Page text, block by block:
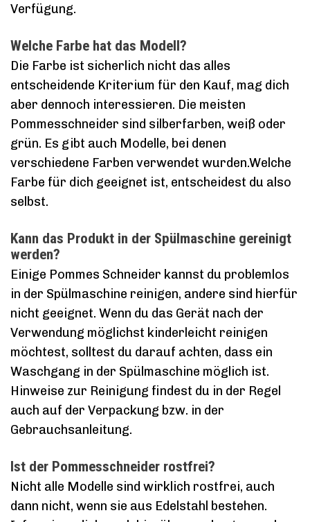
Verfügung.
Welche Farbe hat das Modell?
Die Farbe ist sicherlich nicht das alles
entscheidende Kriterium für den Kauf, mag dich
aber dennoch interessieren. Die meisten
Pommesschneider sind silberfarben, weiß oder
grün. Es gibt auch Modelle, bei denen
verschiedene Farben verwendet wurden.Welche
Farbe für dich geeignet ist, entscheidest du also
selbst.
Kann das Produkt in der Spülmaschine gereinigt
werden?
Einige Pommes Schneider kannst du problemlos
in der Spülmaschine reinigen, andere sind hierfür
nicht geeignet. Wenn du das Gerät nach der
Verwendung möglichst kinderleicht reinigen
möchtest, solltest du darauf achten, dass ein
Waschgang in der Spülmaschine möglich ist.
Hinweise zur Reinigung findest du in der Regel
auch auf der Verpackung bzw. in der
Gebrauchsanleitung.
Ist der Pommesschneider rostfrei?
Nicht alle Modelle sind wirklich rostfrei, auch
dann nicht, wenn sie aus Edelstahl bestehen.